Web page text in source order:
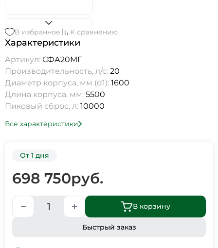
В избранное К сравнению
Характеристики
Артикул: СФА20МГ
Производительность, л/с: 20
Диаметр корпуса, мм (d1): 1600
Длина корпуса, мм: 5500
Пиковый сброс, л: 10000
Все характеристики
От 1 дня
698 750руб.
В корзину
Быстрый заказ